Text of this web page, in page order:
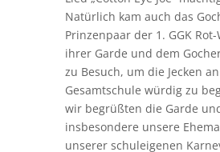
eine bleibende Erinnerung
Für nächstes Jahr stehen
Programmpunkte schon jetzt
freuen uns auf viele weitere
Karnevalsfeste.